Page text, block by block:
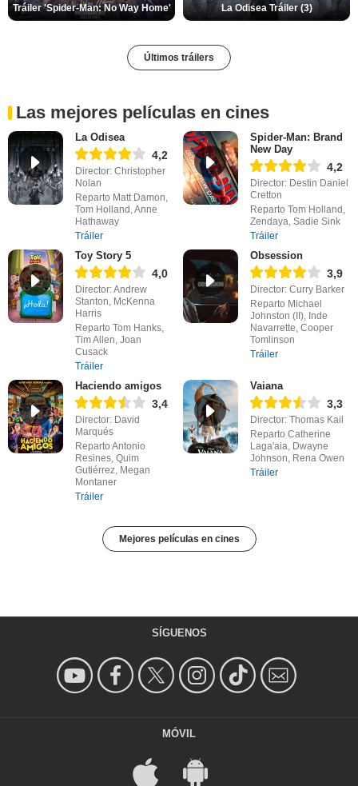
Tráiler 'Spider-Man: No Way Home' La Odisea Tráiler (3)
Últimos tráilers
Las mejores películas en cines
La Odisea
4,2
Director: Christopher
Nolan
Reparto Matt Damon,
Tom Holland, Anne
Hathaway
Tráiler
Spider-Man: Brand
New Day
4,2
Director: Destin Daniel
Cretton
Reparto Tom Holland,
Zendaya, Sadie Sink
Tráiler
Toy Story 5
4,0
Director: Andrew
Stanton, McKenna
Harris
Reparto Tom Hanks,
Tim Allen, Joan
Cusack
Tráiler
Obsession
3,9
Director: Curry Barker
Reparto Michael
Johnston (II), Inde
Navarrette, Cooper
Tomlinson
Tráiler
Haciendo amigos
3,4
Director: David
Marqués
Reparto Antonio
Resines, Quim
Gutiérrez, Megan
Montaner
Tráiler
Vaiana
3,3
Director: Thomas Kail
Reparto Catherine
Laga'aia, Dwayne
Johnson, Rena Owen
Tráiler
Mejores películas en cines
SÍGUENOS
MÓVIL